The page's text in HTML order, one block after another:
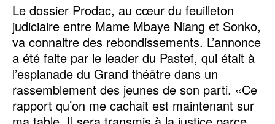
Le dossier Prodac, au cœur du feuilleton
judiciaire entre Mame Mbaye Niang et Sonko,
va connaitre des rebondissements. L’annonce
a été faite par le leader du Pastef, qui était à
l’esplanade du Grand théâtre dans un
rassemblement des jeunes de son parti. «Ce
rapport qu’on me cachait est maintenant sur